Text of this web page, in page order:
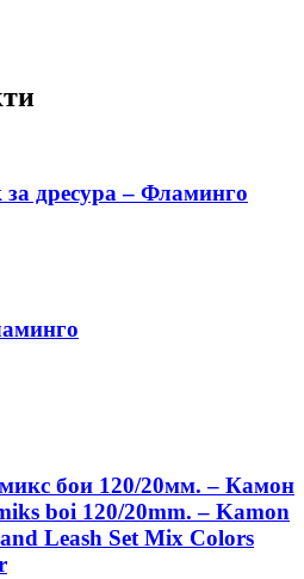
за дресура – Фламинго
бои 120/20мм. – Камон
boi 120/20mm. – Kamon
Leash Set Mix Colors